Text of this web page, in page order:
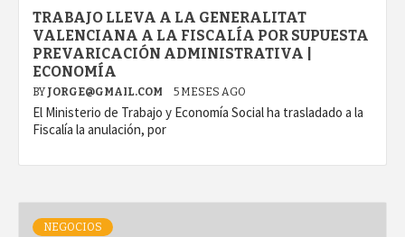
TRABAJO LLEVA A LA GENERALITAT
VALENCIANA A LA FISCALÍA POR SUPUESTA
PREVARICACIÓN ADMINISTRATIVA |
ECONOMÍA
BY JORGE@GMAIL.COM 5 MESES AGO
El Ministerio de Trabajo y Economía Social ha trasladado a la
Fiscalía la anulación, por
NEGOCIOS